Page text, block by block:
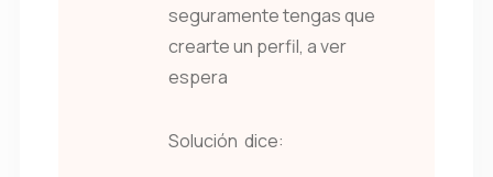
seguramente tengas que
crearte un perfil, a ver
espera
Solución dice: